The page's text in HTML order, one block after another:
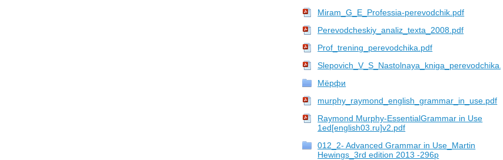
Miram_G_E_Professia-perevodchik.pdf
Perevodcheskiy_analiz_texta_2008.pdf
Prof_trening_perevodchika.pdf
Мёрфи
murphy_raymond_english_grammar_in_use.pdf
Raymond Murphy-EssentialGrammar in Use
1ed[english03.ru]v2.pdf
012_2- Advanced Grammar in Use_Martin
Hewings_3rd edition 2013 -296p